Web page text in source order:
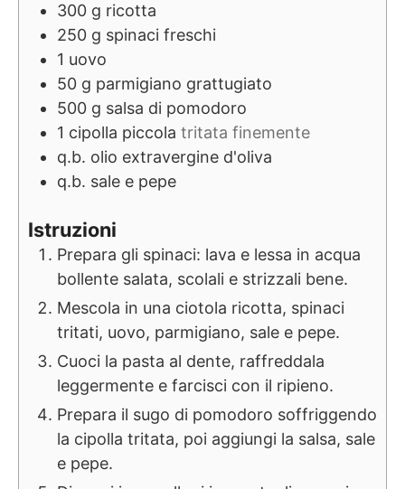
300 g ricotta
250 g spinaci freschi
1 uovo
50 g parmigiano grattugiato
500 g salsa di pomodoro
1 cipolla piccola tritata finemente
q.b. olio extravergine d'oliva
q.b. sale e pepe
Istruzioni
Prepara gli spinaci: lava e lessa in acqua
bollente salata, scolali e strizzali bene.
Mescola in una ciotola ricotta, spinaci
tritati, uovo, parmigiano, sale e pepe.
Cuoci la pasta al dente, raffreddala
leggermente e farcisci con il ripieno.
Prepara il sugo di pomodoro soffriggendo
la cipolla tritata, poi aggiungi la salsa, sale
e pepe.